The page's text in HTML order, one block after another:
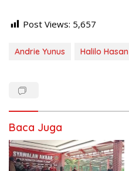
Post Views: 5,657
Andrie Yunus Halilo Hasan
Baca Juga